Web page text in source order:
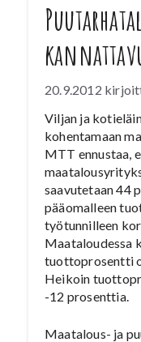
20.9.2012
Viljan ja
kohentamaan
MTT ennustaa,
saavutetaan 44
pääomalleen
työtunnilleen
Maataloudessa
tuottoprosentti
Heikoin
-12 prosenttia.
Maatalous- ja